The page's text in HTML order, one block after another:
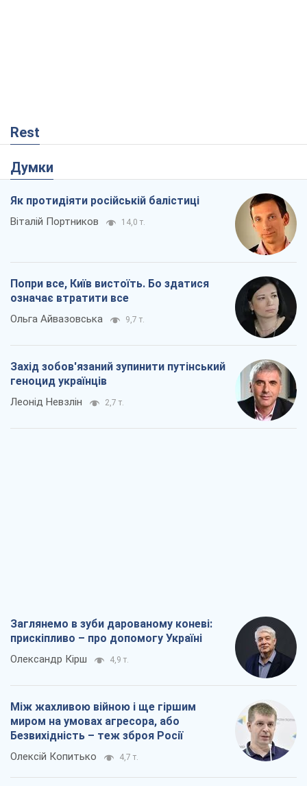
Rest
Думки
Як протидіяти російській балістиці
Віталій Портников 14,0 т.
Попри все, Київ вистоїть. Бо здатися
означає втратити все
Ольга Айвазовська 9,7 т.
Захід зобов'язаний зупинити путінський
геноцид українців
Леонід Невзлін 2,7 т.
Заглянемо в зуби дарованому коневі:
прискіпливо – про допомогу Україні
Олександр Кірш 4,9 т.
Між жахливою війною і ще гіршим
миром на умовах агресора, або
Безвихідність – теж зброя Росії
Олексій Копитько 4,7 т.